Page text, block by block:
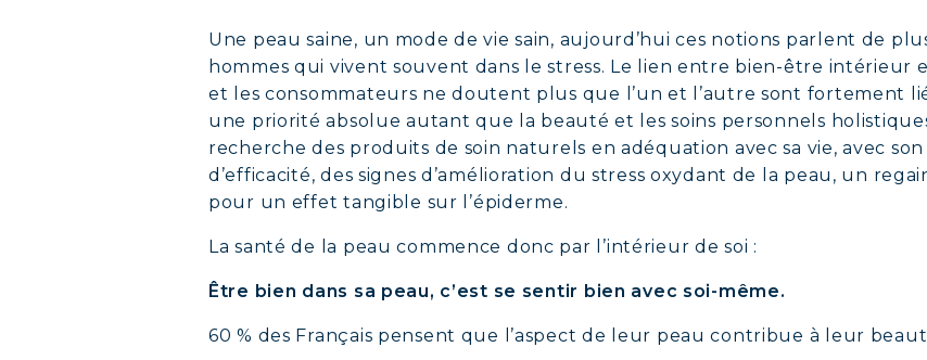
Une peau saine, un mode de vie sain, aujourd’hui ces notions parlent de
hommes qui vivent souvent dans le stress. Le lien entre bien-être intérieur
et les consommateurs ne doutent plus que l’un et l’autre sont fortement
une priorité absolue autant que la beauté et les soins personnels
recherche des produits de soin naturels en adéquation avec sa vie, avec
d’efficacité, des signes d’amélioration du stress oxydant de la peau, un
pour un effet tangible sur l’épiderme.
La santé de la peau commence donc par l’intérieur de soi :
Être bien dans sa peau, c’est se sentir bien avec soi-même.
60 % des Français pensent que l’aspect de leur peau contribue à leur